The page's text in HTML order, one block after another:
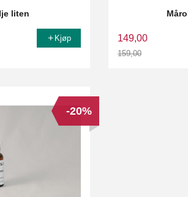
liten
Kjøp 149,00
159,00
-20%